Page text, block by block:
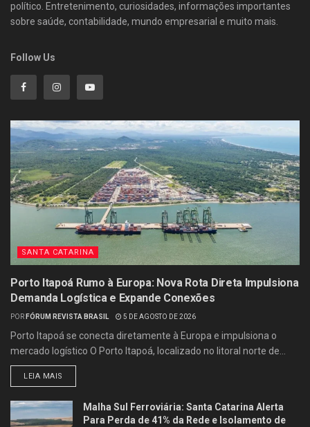
político. Entretenimento, curiosidades, informações importantes
sobre saúde, contabilidade, mundo empresarial e muito mais.
Follow Us
SANTA CATARINA
Porto Itapoá Rumo à Europa: Nova Rota Direta Impulsiona
Demanda Logística e Expande Conexões
POR FÓRUM REVISTA BRASIL 5 DE AGOSTO DE 2026
Porto Itapoá se conecta diretamente à Europa e impulsiona o
mercado logístico O Porto Itapoá, localizado no litoral norte de...
LEIA MAIS
Malha Sul Ferroviária: Santa Catarina Alerta
Para Perda de 41% da Rede e Isolamento de